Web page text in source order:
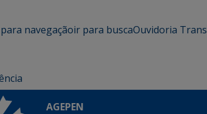
navegaçãoir para buscaOuvidoria
AGEPEN